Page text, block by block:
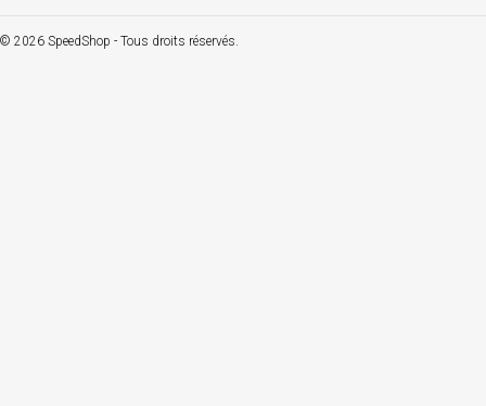
© 2026 SpeedShop - Tous droits réservés.